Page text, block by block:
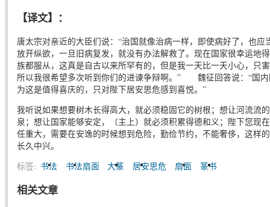
【译文】：
唐太宗对亲近的大臣们说：“治国就像治病一样，即使病好了，也
放开纵欲，一旦旧病复发，就没有办法解救了。现在国家很幸运地
族都服从，这真是自古以来所罕有的，但是我一天比一天小心，只
所以我很希望多次听到你们的进谏争辩啊。” 魏征回答说：“国内
为这是值得喜庆的，只对陛下居安思危感到喜悦。”
我听说如果想要树木长得高大，就必须稳固它的树根；想让河流流
泉；想让国家能够安定，（主上）就必须积累得德和义；陛下您现
任重大，需要在安逸的时候想到危险，勤俭节约，不能奢侈，这样
长久中兴。
标签: 书法 书法扇面 大篆 居安思危 扇面 篆书
相关文章